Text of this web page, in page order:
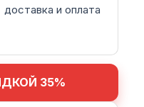
доставка и оплата
35%